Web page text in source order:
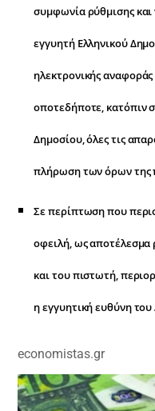
συμφωνία ρύθμισης
εγγυητή Ελληνικού
ηλεκτρονικής
οποτεδήποτε, κατόπιν
Δημοσίου, όλες τις
πλήρωση των όρων της
Σε περίπτωση που
οφειλή, ως αποτέλεσμα
και του πιστωτή,
η εγγυητική ευθύνη
economistas.gr